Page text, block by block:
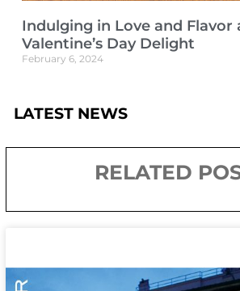
Indulging in Love and Flavor
Valentine’s Day Delight
February 6, 2024
LATEST NEWS
RELATED